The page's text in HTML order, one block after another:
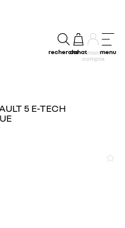
rechercheachatmon
compte
menu
5 E-TECH